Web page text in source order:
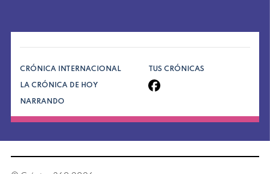
CRÓNICA INTERNACIONAL
LA CRÓNICA DE HOY
NARRANDO
TUS CRÓNICAS